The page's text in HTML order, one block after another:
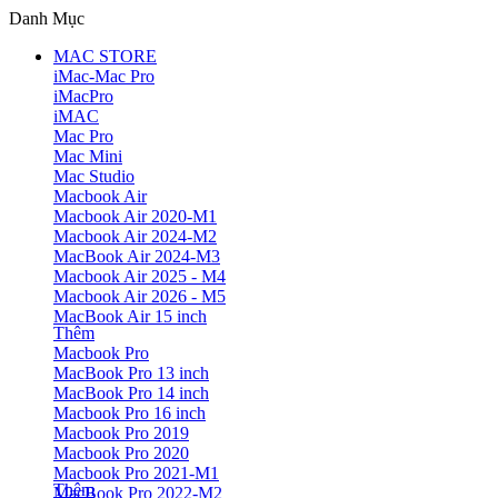
Danh Mục
MAC STORE
iMac-Mac Pro
iMacPro
iMAC
Mac Pro
Mac Mini
Mac Studio
Macbook Air
Macbook Air 2020-M1
Macbook Air 2024-M2
MacBook Air 2024-M3
Macbook Air 2025 - M4
Macbook Air 2026 - M5
MacBook Air 15 inch
Thêm
Macbook Pro
MacBook Pro 13 inch
MacBook Pro 14 inch
Macbook Pro 16 inch
Macbook Pro 2019
Macbook Pro 2020
Macbook Pro 2021-M1
MacBook Pro 2022-M2
Thêm